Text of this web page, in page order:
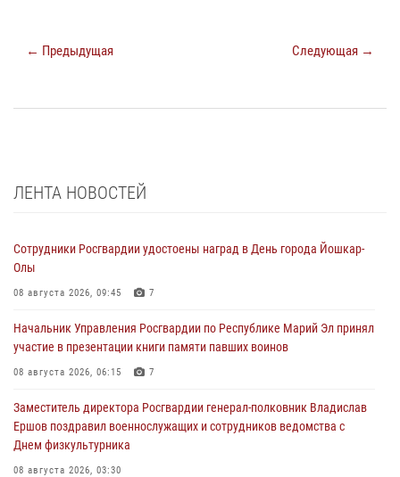
← Предыдущая Следующая →
ЛЕНТА НОВОСТЕЙ
Сотрудники Росгвардии удостоены наград в День города Йошкар-
Олы
08 августа 2026, 09:45 7
Начальник Управления Росгвардии по Республике Марий Эл принял
участие в презентации книги памяти павших воинов
08 августа 2026, 06:15 7
Заместитель директора Росгвардии генерал-полковник Владислав
Ершов поздравил военнослужащих и сотрудников ведомства с
Днем физкультурника
08 августа 2026, 03:30